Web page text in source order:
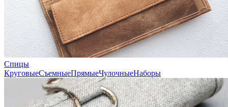
Спицы
КруговыеСъемныеПрямыеЧулочныеНаборы